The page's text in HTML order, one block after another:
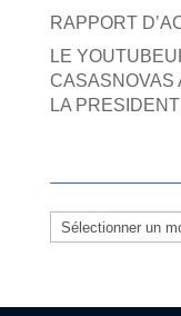
RAPPORT
LE
CASASNOVAS
LA
Archives